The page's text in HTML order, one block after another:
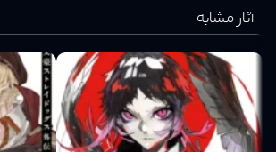
آثار مشابه